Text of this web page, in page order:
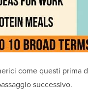
come questi prima
successivo.